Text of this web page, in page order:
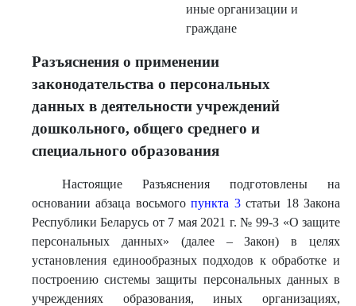
иные организации и
граждане
Разъяснения о применении
законодательства о персональных
данных в деятельности учреждений
дошкольного, общего среднего и
специального образования
Настоящие Разъяснения подготовлены на
основании абзаца восьмогопункта 3статьи 18 Закона
Республики Беларусь от 7 мая 2021 г. № 99-З «О защите
персональных данных» (далее – Закон) в целях
установления единообразных подходов к обработке и
построению системы защиты персональных данных в
учреждениях образования, иных организациях,